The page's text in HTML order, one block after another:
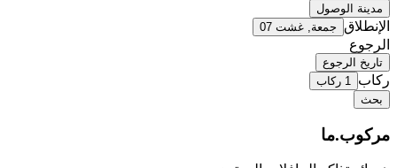
مدينة الوصول
الإنطلاق جمعة, غشت 07
الرجوع
تاريخ الرجوع
ركاب
1 ركاب
بحث
مركوب.ما